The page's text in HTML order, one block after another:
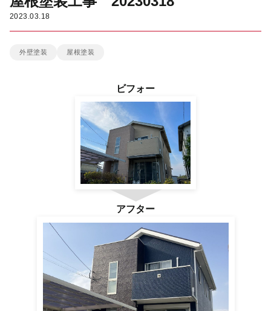
雨漏り診断
カラーシミュレーション
2023.03.18
外壁塗装 屋根塗装
ビフォー
アフター